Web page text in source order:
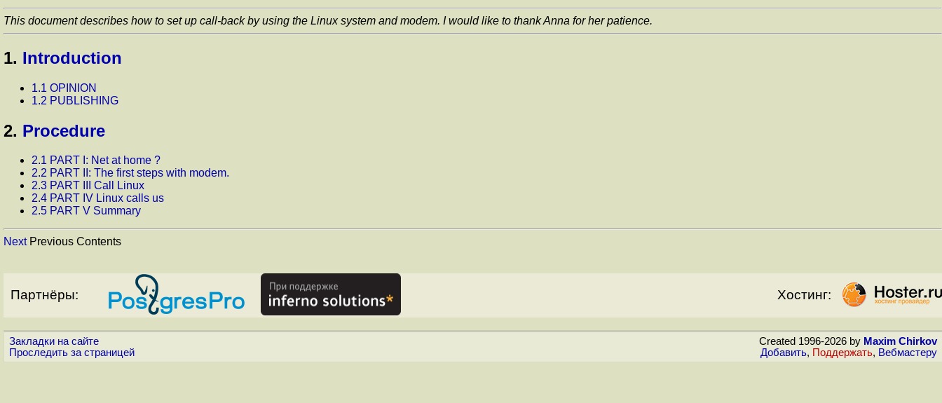
This document describes how to set up call-back by using the Linux system and modem. I would like to thank Anna for her patience.
1. Introduction
1.1 OPINION
1.2 PUBLISHING
2. Procedure
2.1 PART I: Net at home ?
2.2 PART II: The first steps with modem.
2.3 PART III Call Linux
2.4 PART IV Linux calls us
2.5 PART V Summary
NextPrevious Contents
Партнёры: Хостинг:
Закладки на сайте
Проследить за страницей
Created 1996-2026 by Maxim Chirkov
Добавить, Поддержать, Вебмастеру